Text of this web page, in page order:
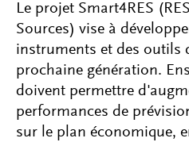
Le projet Smart4RES
Sources) vise à
instruments et des outils
prochaine génération.
doivent permettre
performances de
sur le plan économique,